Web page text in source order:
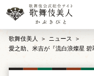
歌舞伎美人
ニュース
愛之助、米吉が『流白浪燦星